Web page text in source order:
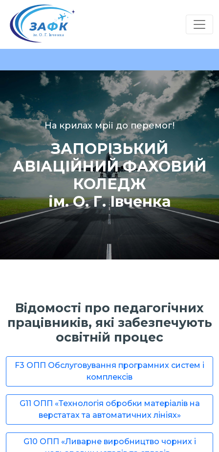
На крилах мрії до перемог!
ЗАПОРІЗЬКИЙ
АВІАЦІЙНИЙ ФАХОВИЙ
КОЛЕДЖ
ім. О. Г. Івченка
Відомості про педагогічних
працівників, які забезпечують
освітній процес
F3 ОПП Обслуговування програмних систем і
комплексів
G11 ОПП «Технологія обробки матеріалів на
верстатах та автоматичних лініях»
G10 ОПП «Ливарне виробництво чорних і